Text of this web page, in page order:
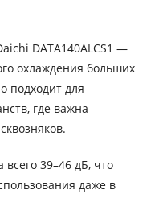
DATA140ALCS1 —
охлаждения больших
подходит для
где важна
39–46 дБ, что
даже в